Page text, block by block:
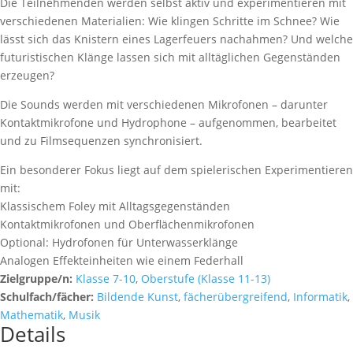
verschiedenen Materialien: Wie klingen Schritte im Schnee? Wie
lässt sich das Knistern eines Lagerfeuers nachahmen? Und welche
futuristischen Klänge lassen sich mit alltäglichen Gegenständen
erzeugen?
Die Sounds werden mit verschiedenen Mikrofonen – darunter
Kontaktmikrofone und Hydrophone – aufgenommen, bearbeitet
und zu Filmsequenzen synchronisiert.
Ein besonderer Fokus liegt auf dem spielerischen Experimentieren
mit:
Klassischem Foley mit Alltagsgegenständen
Kontaktmikrofonen und Oberflächenmikrofonen
Optional: Hydrofonen für Unterwasserklänge
Analogen Effekteinheiten wie einem Federhall
Zielgruppe/n: Klasse 7-10, Oberstufe (Klasse 11-13)
Schulfach/fächer: Bildende Kunst, fächerübergreifend, Informatik,
Mathematik, Musik
Details